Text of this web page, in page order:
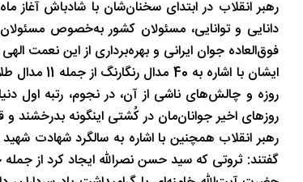
رهبر انقلاب در ابتدای سخنان‌شان با شادباش
دانایی و توانایی، مسئولان کشور به‌خصوص
فوق‌العاده جوان ایرانی و بهره‌برداری از این نعمت
روزه و چالش‌های ناشی از آن، در نجوم، رتبه اول
روزهای اخیر جوانان‌مان در کُشتی اینگونه بدرخشند و
رهبر انقلاب همچنین با اشاره به سالگرد شهادت
گفتند: ثروتی که سید حسن نصرالله ایجاد کرد از جمله
در دل روستاهای گیلان